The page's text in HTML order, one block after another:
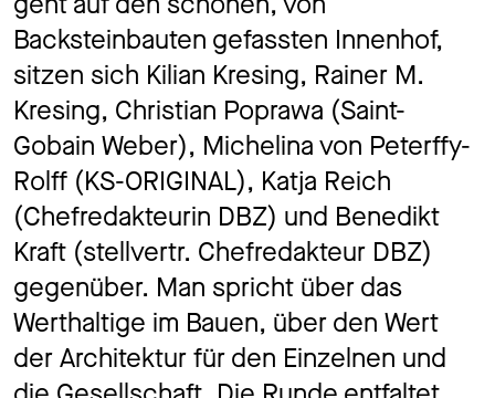
Backsteinbauten gefassten Innenhof,
sitzen sich Kilian Kresing, Rainer M.
Kresing, Christian Poprawa (Saint-
Gobain Weber), Michelina von Peterffy-
Rolff (KS-ORIGINAL), Katja Reich
(Chefredakteurin DBZ) und Benedikt
Kraft (stellvertr. Chefredakteur DBZ)
gegenüber. Man spricht über das
Werthaltige im Bauen, über den Wert
der Architektur für den Einzelnen und